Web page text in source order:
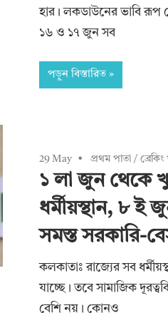
হার। লকডাউনের ভাবি রূপ
১৬ ও ১৭ জুন সব
পড়ুন বিস্তারিত
29 May প্রথম পাতা /
১ লা জুন থেকে
ধর্মীয়স্থান, ৮
সমস্ত সরকারি-
কলকাতাঃ রাজ্যের সব
যাচ্ছে। তবে সামাজিক
বেশি নয়। কোনও